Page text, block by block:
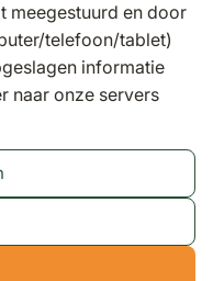
meegestuurd en door
telefoon/tablet)
informatie
naar onze servers
160 cm dining tuinset
tuinset 5-delig